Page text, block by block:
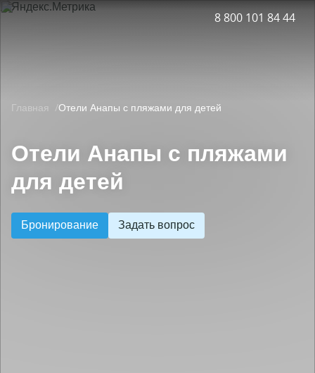
8 800 101 84 44
Главная Отели Анапы с пляжами для детей
Отели Анапы с пляжами
для детей
Бронирование Задать вопрос